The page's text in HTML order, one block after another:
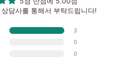
담사를 통해서 부탁드립니다!
3
0
0